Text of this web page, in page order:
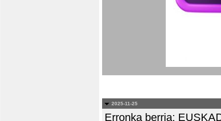
2025-11-25
Erronka berria: